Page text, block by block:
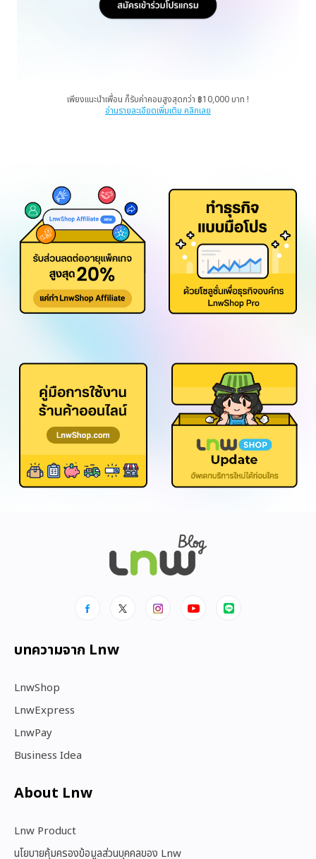
เพียงแนะนำเพื่อน ก็รับค่าคอมสูงสุดกว่า ฿10,000 บาท !
อ่านรายละเอียดเพิ่มเติม คลิกเลย
บทความจาก Lnw
LnwShop
LnwExpress
LnwPay
Business Idea
About Lnw​
Lnw Product
นโยบายคุ้มครองข้อมูลส่วนบุคคลของ Lnw